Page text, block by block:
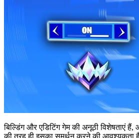
बिल्डिंग और एडिटिंग गेम की अनूठी विशेषताएं